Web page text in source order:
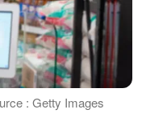
: Getty Images